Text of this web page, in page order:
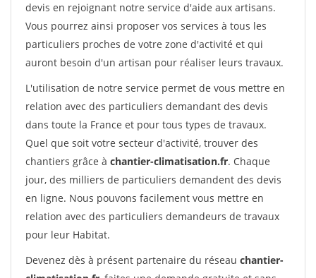
devis en rejoignant notre service d'aide aux artisans.
Vous pourrez ainsi proposer vos services à tous les
particuliers proches de votre zone d'activité et qui
auront besoin d'un artisan pour réaliser leurs travaux.
L'utilisation de notre service permet de vous mettre en
relation avec des particuliers demandant des devis
dans toute la France et pour tous types de travaux.
Quel que soit votre secteur d'activité, trouver des
chantiers grâce à chantier-climatisation.fr. Chaque
jour, des milliers de particuliers demandent des devis
en ligne. Nous pouvons facilement vous mettre en
relation avec des particuliers demandeurs de travaux
pour leur Habitat.
Devenez dès à présent partenaire du réseau chantier-